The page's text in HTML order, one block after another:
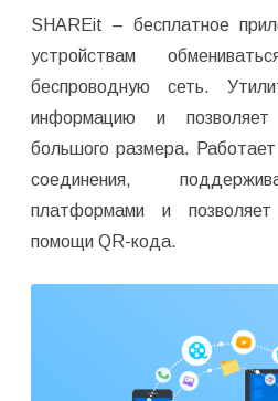
SHAREit – бесплатное
устройствам
беспроводную сеть.
информацию и
большого размера.
соединения,
платформами и позволяет
помощи QR-кода.